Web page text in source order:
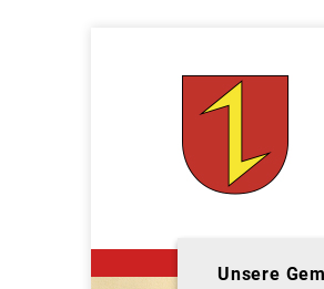
Unsere